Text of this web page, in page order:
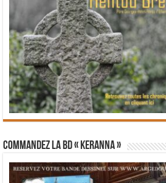
Commandez la BD « Keranna »